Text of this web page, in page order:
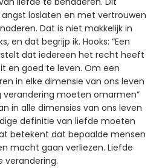
loslaten en met vertrouwen
Dat is niet makkelijk in
en dat begrijp ik. Hooks: “Een
dat iedereen het recht heeft
en goed te leven. Om een
in elke dimensie van ons leven
verandering moeten omarmen”
in alle dimensies van ons leven
definitie van liefde moeten
betekent dat bepaalde mensen
macht gaan verliezen. Liefde
verandering.